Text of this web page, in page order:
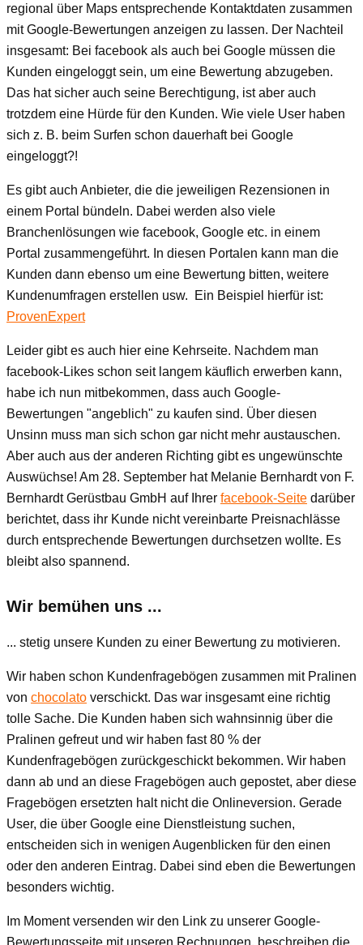
regional über Maps entsprechende Kontaktdaten zusammen
mit Google-Bewertungen anzeigen zu lassen. Der Nachteil
insgesamt: Bei facebook als auch bei Google müssen die
Kunden eingeloggt sein, um eine Bewertung abzugeben.
Das hat sicher auch seine Berechtigung, ist aber auch
trotzdem eine Hürde für den Kunden. Wie viele User haben
sich z. B. beim Surfen schon dauerhaft bei Google
eingeloggt?!
Es gibt auch Anbieter, die die jeweiligen Rezensionen in
einem Portal bündeln. Dabei werden also viele
Branchenlösungen wie facebook, Google etc. in einem
Portal zusammengeführt. In diesen Portalen kann man die
Kunden dann ebenso um eine Bewertung bitten, weitere
Kundenumfragen erstellen usw. Ein Beispiel hierfür ist:
ProvenExpert
Leider gibt es auch hier eine Kehrseite. Nachdem man
facebook-Likes schon seit langem käuflich erwerben kann,
habe ich nun mitbekommen, dass auch Google-
Bewertungen "angeblich" zu kaufen sind. Über diesen
Unsinn muss man sich schon gar nicht mehr austauschen.
Aber auch aus der anderen Richting gibt es ungewünschte
Auswüchse! Am 28. September hat Melanie Bernhardt von F.
Bernhardt Gerüstbau GmbH auf Ihrer facebook-Seite darüber
berichtet, dass ihr Kunde nicht vereinbarte Preisnachlässe
durch entsprechende Bewertungen durchsetzen wollte. Es
bleibt also spannend.
Wir bemühen uns ...
... stetig unsere Kunden zu einer Bewertung zu motivieren.
Wir haben schon Kundenfragebögen zusammen mit Pralinen
von chocolato verschickt. Das war insgesamt eine richtig
tolle Sache. Die Kunden haben sich wahnsinnig über die
Pralinen gefreut und wir haben fast 80 % der
Kundenfragebögen zurückgeschickt bekommen. Wir haben
dann ab und an diese Fragebögen auch gepostet, aber diese
Fragebögen ersetzten halt nicht die Onlineversion. Gerade
User, die über Google eine Dienstleistung suchen,
entscheiden sich in wenigen Augenblicken für den einen
oder den anderen Eintrag. Dabei sind eben die Bewertungen
besonders wichtig.
Im Moment versenden wir den Link zu unserer Google-
Bewertungsseite mit unseren Rechnungen, beschreiben die